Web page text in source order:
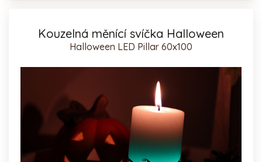
Kouzelná měnící svíčka Halloween
Halloween LED Pillar 60x100